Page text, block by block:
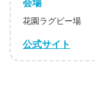
会場
花園ラグビー場
公式サイト